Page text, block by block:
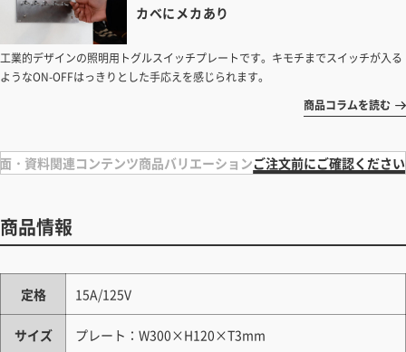
カベにメカあり
工業的デザインの照明用トグルスイッチプレートです。キモチまでスイッチが入る
ようなON-OFFはっきりとした手応えを感じられます。
商品コラムを読む
・資料関連コンテンツ商品バリエーションご注文前にご確認ください
商品情報
定格 15A/125V
サイズ プレート：W300×H120×T3mm